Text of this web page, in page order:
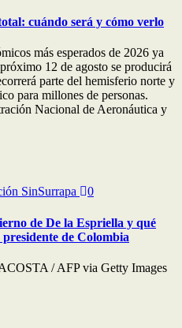
cuándo será y cómo verlo
más esperados de 2026 ya
12 de agosto se producirá
parte del hemisferio norte y
para millones de personas.
Nacional de Aeronáutica y
SinSurrapa 0
de De la Espriella y qué
de Colombia
/ AFP via Getty Images